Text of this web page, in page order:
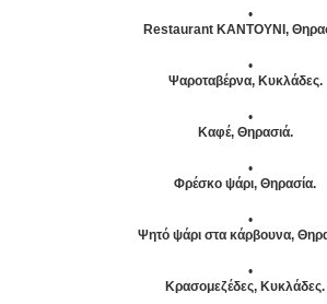
Restaurant KANTOYNI,
Ψαροταβέρνα, Κυκλάδες.
Καφέ, Θηρασιά.
Φρέσκο ψάρι, Θηρασία.
Ψητό ψάρι στα κάρβουνα,
Κρασομεζέδες, Κυκλάδες.